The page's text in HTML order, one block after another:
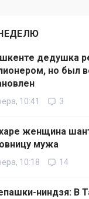
дедушка
но был
10:41 3
женщина
мужа
10:18 14
ниндзя: В